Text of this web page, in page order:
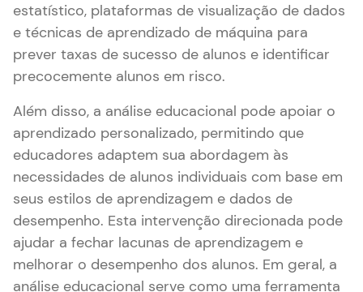
estatístico, plataformas de visualização de dados
e técnicas de aprendizado de máquina para
prever taxas de sucesso de alunos e identificar
precocemente alunos em risco.
Além disso, a análise educacional pode apoiar o
aprendizado personalizado, permitindo que
educadores adaptem sua abordagem às
necessidades de alunos individuais com base em
seus estilos de aprendizagem e dados de
desempenho. Esta intervenção direcionada pode
ajudar a fechar lacunas de aprendizagem e
melhorar o desempenho dos alunos. Em geral, a
análise educacional serve como uma ferramenta